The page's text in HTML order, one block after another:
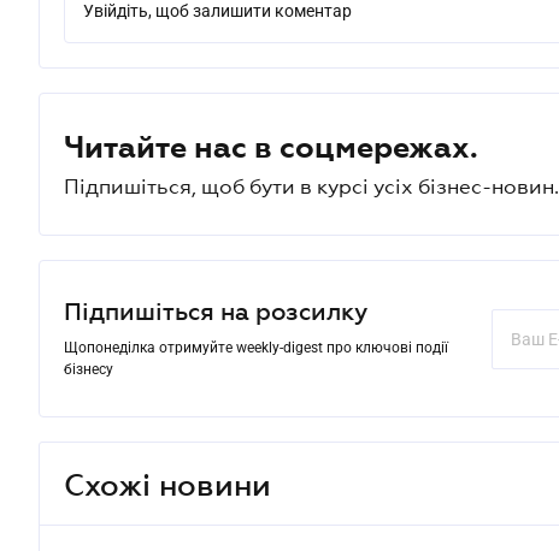
Увійдіть, щоб залишити коментар
Читайте нас в соцмережах.
Підпишіться, щоб бути в курсі усіх бізнес-новин.
Підпишіться на розсилку
Щопонеділка отримуйте weekly-digest про ключові події
бізнесу
Схожі новини